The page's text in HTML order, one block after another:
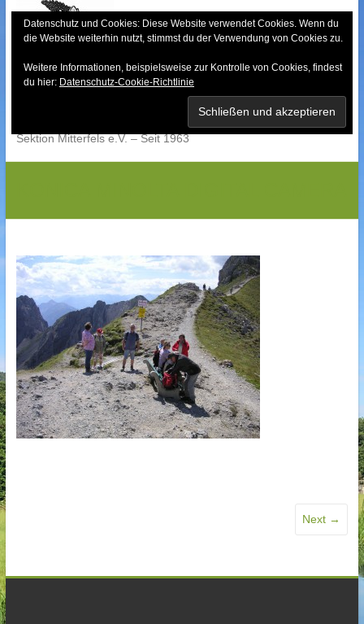
content
Bayerischer Wald-
Sektion Mitterfels e.V. – Seit 1963
Next →
Datenschutz und Cookies: Diese Website verwendet Cookies. Wenn du
die Website weiterhin nutzt, stimmst du der Verwendung von Cookies zu.
Weitere Informationen, beispielsweise zur Kontrolle von Cookies, findest
du hier: Datenschutz-Cookie-Richtlinie